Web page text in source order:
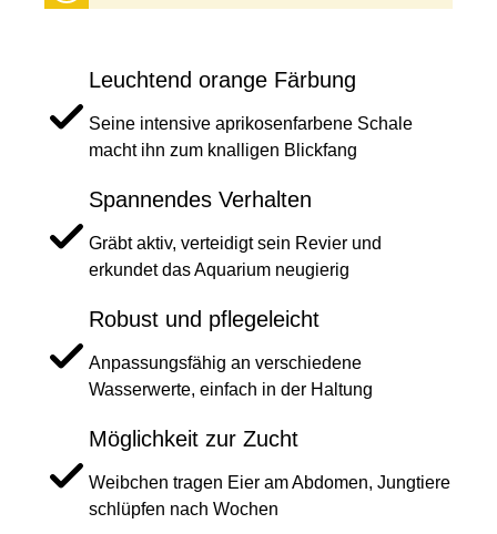
Leuchtend orange Färbung
Seine intensive aprikosenfarbene Schale
macht ihn zum knalligen Blickfang
Spannendes Verhalten
Gräbt aktiv, verteidigt sein Revier und
erkundet das Aquarium neugierig
Robust und pflegeleicht
Anpassungsfähig an verschiedene
Wasserwerte, einfach in der Haltung
Möglichkeit zur Zucht
Weibchen tragen Eier am Abdomen, Jungtiere
schlüpfen nach Wochen